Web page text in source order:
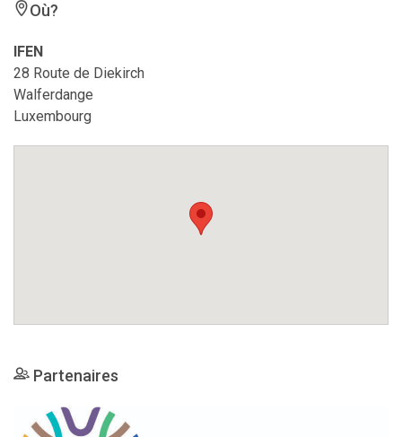
Où?
IFEN
28 Route de Diekirch
Walferdange
Luxembourg
Partenaires